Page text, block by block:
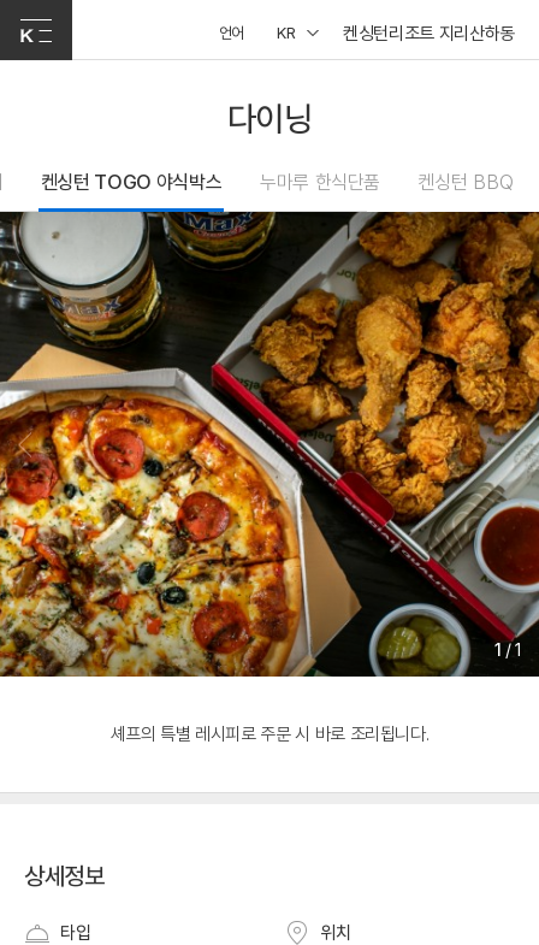
언어 KR 켄싱턴리조트 지리산하동
다이닝
켄싱턴 TOGO 야식박스 누마루 한식단품 켄싱턴 BBQ
1/1
셰프의 특별 레시피로 주문 시 바로 조리됩니다.
상세정보
타입 위치